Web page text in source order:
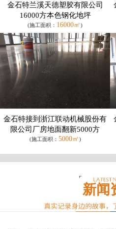
金石特兰溪天德塑胶有限公司
16000方本色钢化地坪
(施工面积： 16000㎡)
金石特接到浙江联动机械股份有
限公司厂房地面翻新5000方
(施工面积： 5000㎡)
新闻